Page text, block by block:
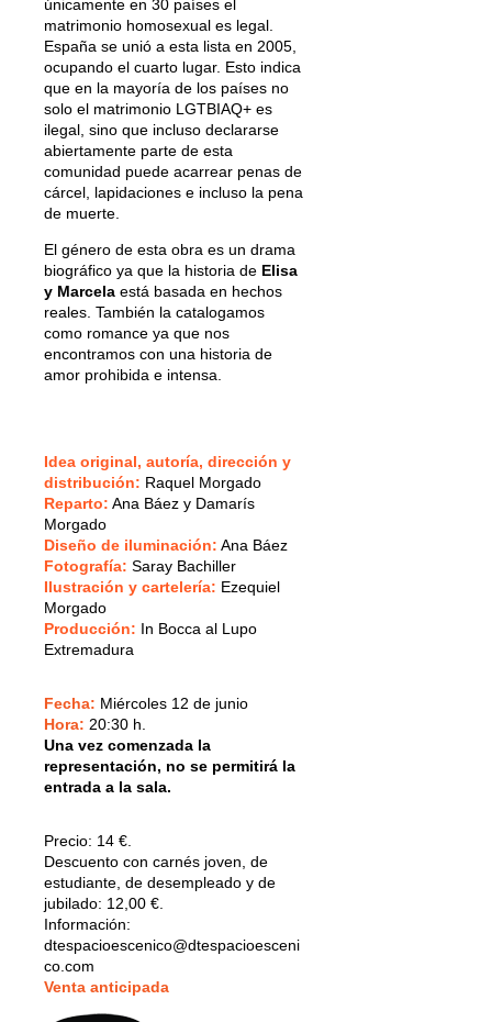
únicamente en 30 países el
matrimonio homosexual es legal.
España se unió a esta lista en 2005,
ocupando el cuarto lugar. Esto indica
que en la mayoría de los países no
solo el matrimonio LGTBIAQ+ es
ilegal, sino que incluso declararse
abiertamente parte de esta
comunidad puede acarrear penas de
cárcel, lapidaciones e incluso la pena
de muerte.
El género de esta obra es un drama
biográfico ya que la historia de Elisa
y Marcela está basada en hechos
reales. También la catalogamos
como romance ya que nos
encontramos con una historia de
amor prohibida e intensa.
Idea original, autoría, dirección y
distribución: Raquel Morgado
Reparto: Ana Báez y Damarís
Morgado
Diseño de iluminación: Ana Báez
Fotografía: Saray Bachiller
Ilustración y cartelería: Ezequiel
Morgado
Producción: In Bocca al Lupo
Extremadura
Fecha: Miércoles 12 de junio
Hora: 20:30 h.
Una vez comenzada la
representación, no se permitirá la
entrada a la sala.
Precio: 14 €.
Descuento con carnés joven, de
estudiante, de desempleado y de
jubilado: 12,00 €.
Información:
dtespacioescenico@dtespacioesceni
co.com
Venta anticipada